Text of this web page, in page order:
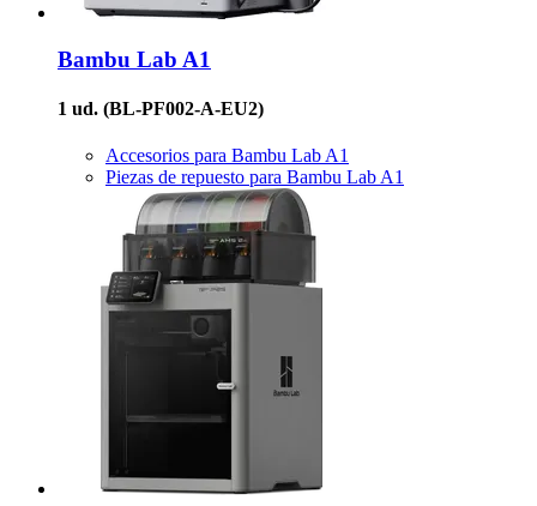
Bambu Lab A1
1 ud. (BL-PF002-A-EU2)
Accesorios para Bambu Lab A1
Piezas de repuesto para Bambu Lab A1